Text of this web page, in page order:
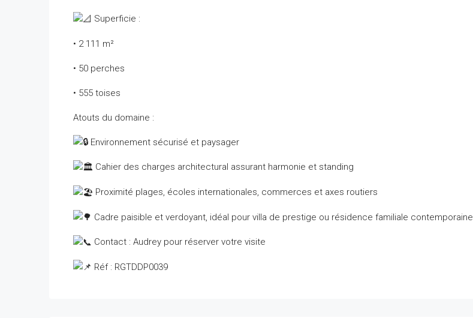
Superficie :
• 2 111 m²
• 50 perches
• 555 toises
Atouts du domaine :
Environnement sécurisé et paysager
Cahier des charges architectural assurant harmonie et standing
Proximité plages, écoles internationales, commerces et axes routiers
Cadre paisible et verdoyant, idéal pour villa de prestige ou résidence familiale contemporaine
Contact : Audrey pour réserver votre visite
Réf : RGTDDP0039